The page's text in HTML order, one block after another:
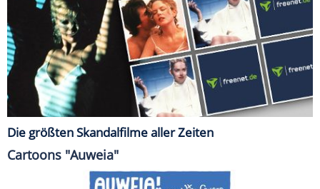
Die größten Skandalfilme aller Zeiten
Cartoons "Auweia"